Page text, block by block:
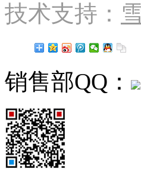
技术支持：
销售部QQ：